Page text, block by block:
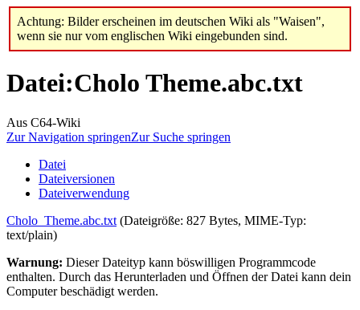
Achtung: Bilder erscheinen im deutschen Wiki als "Waisen",
wenn sie nur vom englischen Wiki eingebunden sind.
Datei:Cholo Theme.abc.txt
Aus C64-Wiki
Zur Navigation springenZur Suche springen
Datei
Dateiversionen
Dateiverwendung
Cholo_Theme.abc.txt (Dateigröße: 827 Bytes, MIME-Typ:
text/plain)
Warnung: Dieser Dateityp kann böswilligen Programmcode
enthalten. Durch das Herunterladen und Öffnen der Datei kann dein
Computer beschädigt werden.